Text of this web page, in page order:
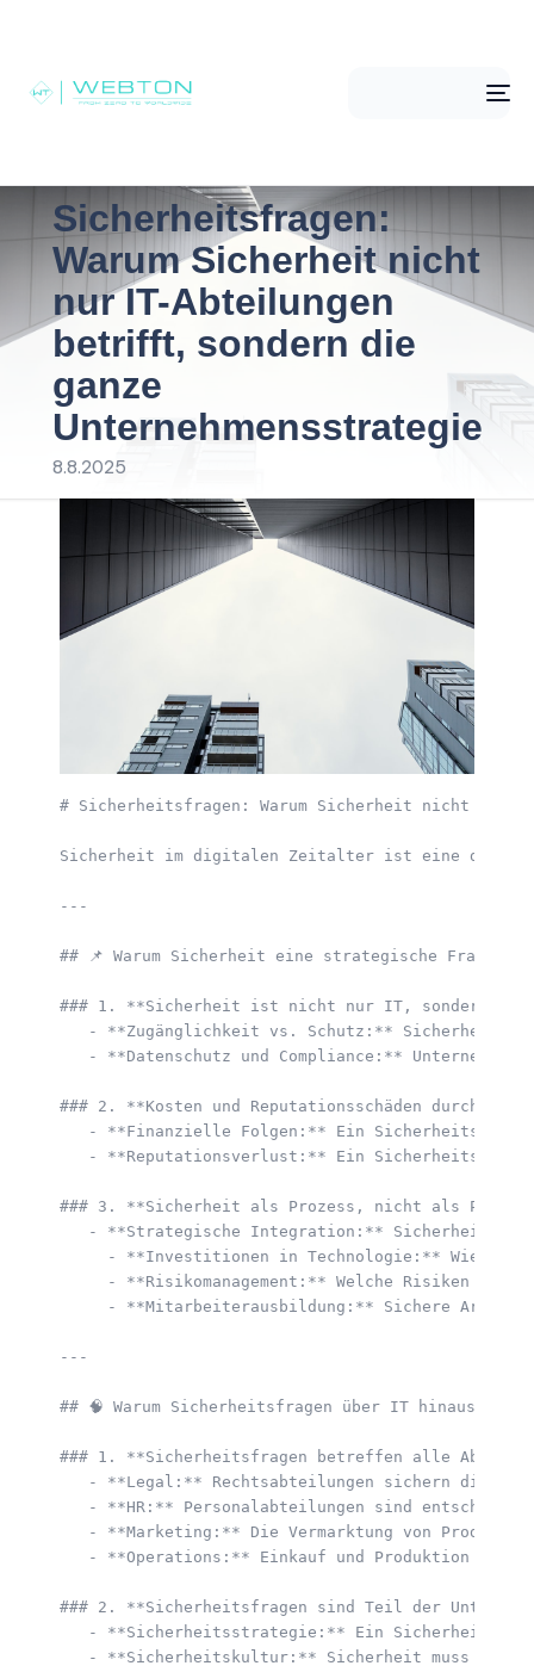
Sicherheitsfragen:
Warum Sicherheit nicht
nur IT-Abteilungen
betrifft, sondern die
ganze
Unternehmensstrategie
8.8.2025
# Sicherheitsfragen: Warum Sicherheit nicht nur
Sicherheit im digitalen Zeitalter ist eine der
---
## 📌 Warum Sicherheit eine strategische Frage ist
### 1. **Sicherheit ist nicht nur IT, sondern Teil
- **Zugänglichkeit vs. Schutz:**
- **Datenschutz und Compliance:** Unternehmen
### 2. **Kosten und Reputationsschäden durch
- **Finanzielle Folgen:** Ein
- **Reputationsverlust:** Ein
### 3. **Sicherheit als Prozess, nicht als
- **Strategische Integration:**
- **Investitionen in Technologie:** Wie
- **Risikomanagement:** Welche Risiken sind
- **Mitarbeiterausbildung:** Sichere
---
## 🧠 Warum Sicherheitsfragen über IT hinausgehen
### 1. **Sicherheitsfragen betreffen alle
- **Legal:** Rechtsabteilungen sichern die
- **HR:** Personalabteilungen sind
- **Marketing:** Die Vermarktung von
- **Operations:** Einkauf und Produktion
### 2. **Sicherheitsfragen sind Teil der
- **Sicherheitsstrategie:** Ein
- **Sicherheitskultur:** Sicherheit muss zum